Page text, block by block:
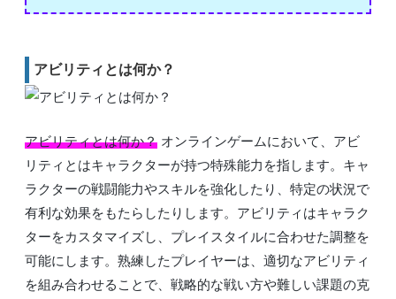
アビリティとは何か？
アビリティとは何か？ オンラインゲームにおいて、アビ
リティとはキャラクターが持つ特殊能力を指します。キャ
ラクターの戦闘能力やスキルを強化したり、特定の状況で
有利な効果をもたらしたりします。アビリティはキャラク
ターをカスタマイズし、プレイスタイルに合わせた調整を
可能にします。熟練したプレイヤーは、適切なアビリティ
を組み合わせることで、戦略的な戦い方や難しい課題の克